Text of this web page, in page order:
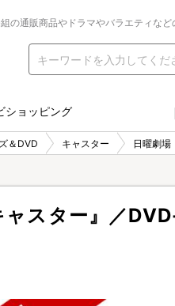
の通販商品やドラマやバラエティなど
ショッピング
＆DVD キャスター 日曜劇場
ャスター』／